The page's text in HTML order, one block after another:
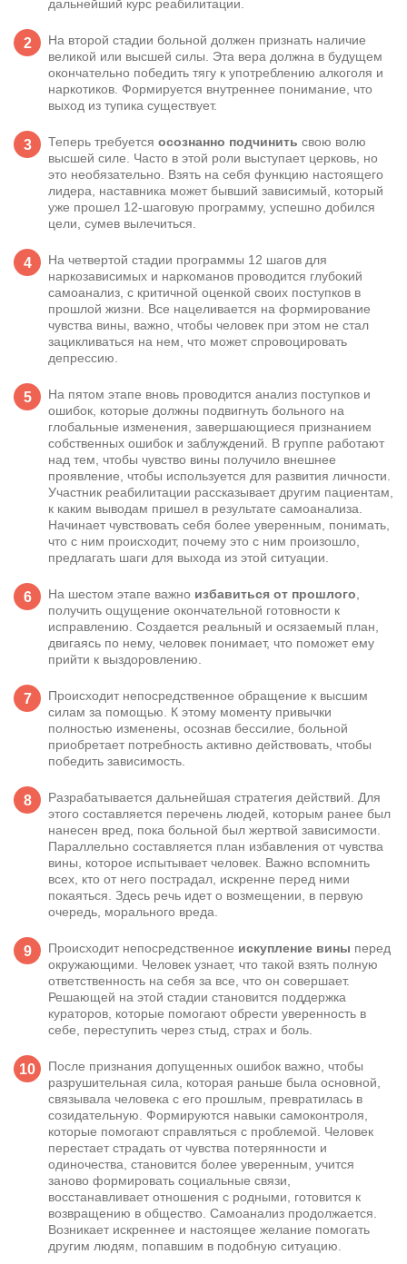
дальнейший курс реабилитации.
На второй стадии больной должен признать наличие
великой или высшей силы. Эта вера должна в будущем
окончательно победить тягу к употреблению алкоголя и
наркотиков. Формируется внутреннее понимание, что
выход из тупика существует.
Теперь требуется осознанно подчинить свою волю
высшей силе. Часто в этой роли выступает церковь, но
это необязательно. Взять на себя функцию настоящего
лидера, наставника может бывший зависимый, который
уже прошел 12-шаговую программу, успешно добился
цели, сумев вылечиться.
На четвертой стадии программы 12 шагов для
наркозависимых и наркоманов проводится глубокий
самоанализ, с критичной оценкой своих поступков в
прошлой жизни. Все нацеливается на формирование
чувства вины, важно, чтобы человек при этом не стал
зацикливаться на нем, что может спровоцировать
депрессию.
На пятом этапе вновь проводится анализ поступков и
ошибок, которые должны подвигнуть больного на
глобальные изменения, завершающиеся признанием
собственных ошибок и заблуждений. В группе работают
над тем, чтобы чувство вины получило внешнее
проявление, чтобы используется для развития личности.
Участник реабилитации рассказывает другим пациентам,
к каким выводам пришел в результате самоанализа.
Начинает чувствовать себя более уверенным, понимать,
что с ним происходит, почему это с ним произошло,
предлагать шаги для выхода из этой ситуации.
На шестом этапе важно избавиться от прошлого
получить ощущение окончательной готовности к
исправлению. Создается реальный и осязаемый план,
двигаясь по нему, человек понимает, что поможет ему
прийти к выздоровлению.
Происходит непосредственное обращение к высшим
силам за помощью. К этому моменту привычки
полностью изменены, осознав бессилие, больной
приобретает потребность активно действовать, чтобы
победить зависимость.
Разрабатывается дальнейшая стратегия действий. Для
этого составляется перечень людей, которым ранее был
нанесен вред, пока больной был жертвой зависимости.
Параллельно составляется план избавления от чувства
вины, которое испытывает человек. Важно вспомнить
всех, кто от него пострадал, искренне перед ними
покаяться. Здесь речь идет о возмещении, в первую
очередь, морального вреда.
Происходит непосредственное искупление вины перед
окружающими. Человек узнает, что такой взять полную
ответственность на себя за все, что он совершает.
Решающей на этой стадии становится поддержка
кураторов, которые помогают обрести уверенность в
себе, переступить через стыд, страх и боль.
После признания допущенных ошибок важно, чтобы
разрушительная сила, которая раньше была основной,
связывала человека с его прошлым, превратилась в
созидательную. Формируются навыки самоконтроля,
которые помогают справляться с проблемой. Человек
перестает страдать от чувства потерянности и
одиночества, становится более уверенным, учится
заново формировать социальные связи,
восстанавливает отношения с родными, готовится к
возвращению в общество. Самоанализ продолжается.
Возникает искреннее и настоящее желание помогать
другим людям, попавшим в подобную ситуацию.